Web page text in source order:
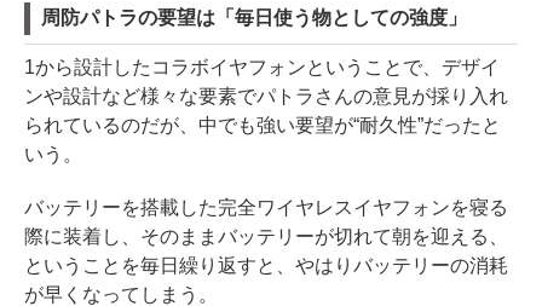
周防パトラの要望は「毎日使う物としての強度」
1から設計したコラボイヤフォンということで、デザイ
ンや設計など様々な要素でパトラさんの意見が採り入れ
られているのだが、中でも強い要望が“耐久性”だったと
いう。
バッテリーを搭載した完全ワイヤレスイヤフォンを寝る
際に装着し、そのままバッテリーが切れて朝を迎える、
ということを毎日繰り返すと、やはりバッテリーの消耗
が早くなってしまう。